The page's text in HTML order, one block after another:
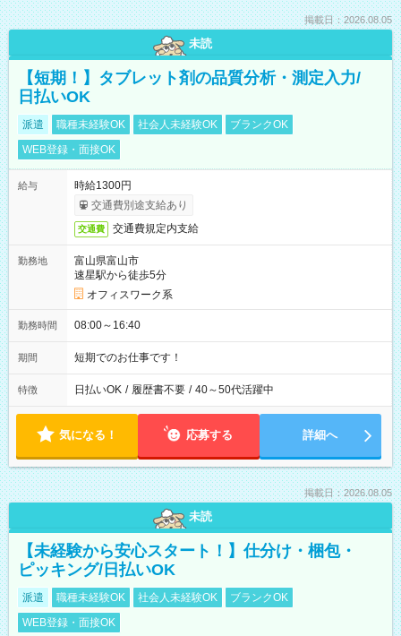
掲載日：2026.08.05
未読
【短期！】タブレット剤の品質分析・測定入力/
日払いOK
派遣 職種未経験OK 社会人未経験OK
ブランクOK
WEB登録・面接OK
給与
時給1300円
交通費別途支給あり
交通費 交通費規定内支給
勤務地
富山県富山市
速星駅から徒歩5分
オフィスワーク系
勤務時間 08:00～16:40
期間 短期でのお仕事です！
特徴 日払いOK / 履歴書不要 / 40～50代活躍中
気になる！ 応募する 詳細へ
掲載日：2026.08.05
未読
【未経験から安心スタート！】仕分け・梱包・
ピッキング/日払いOK
派遣 職種未経験OK 社会人未経験OK
ブランクOK
WEB登録・面接OK